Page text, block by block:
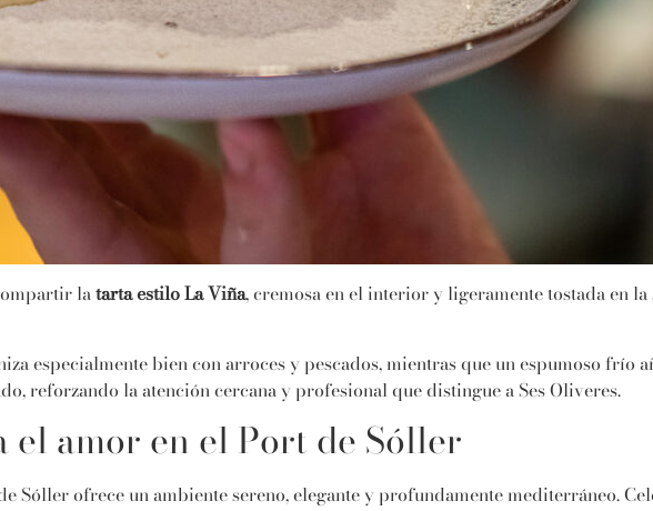
la tarta estilo La Viña, cremosa en el interior y ligeramente tostada en
especialmente bien con arroces y pescados, mientras que un espumoso frío
reforzando la atención cercana y profesional que distingue a Ses Oliveres.
el amor en el Port de Sóller
Sóller ofrece un ambiente sereno, elegante y profundamente mediterráneo.